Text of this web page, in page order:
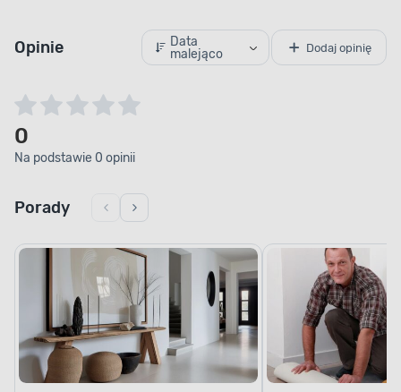
Opinie
Data
malejąco
Dodaj opinię
0
Na podstawie 0 opinii
Porady